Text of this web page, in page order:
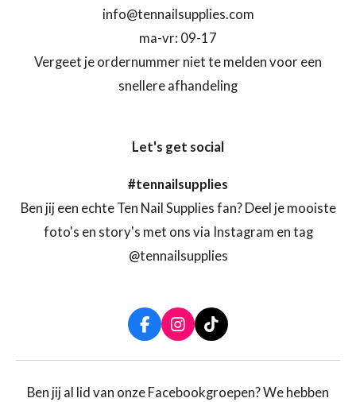
info@tennailsupplies.com
ma-vr: 09-17
Vergeet je ordernummer niet te melden voor een
snellere afhandeling
Let's get social
#tennailsupplies
Ben jij een echte Ten Nail Supplies fan? Deel je mooiste
foto's en story's met ons via Instagram en tag
@tennailsupplies
F
a
c
b
I
n
s
a
T
i
k
o
Ben jij al lid van onze Facebookgroepen? We hebben